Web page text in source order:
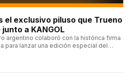
el exclusivo piluso que Trueno
junto a KANGOL
argentino colaboró con la histórica firma
para lanzar una edición especial del